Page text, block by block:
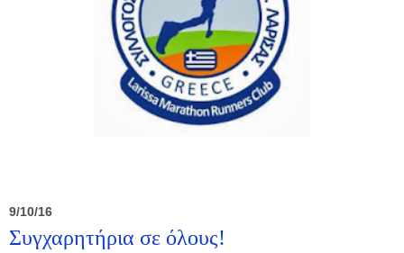
9/10/16
Συγχαρητήρια σε όλους!